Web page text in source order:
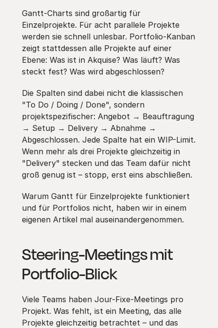
Gantt-Charts sind großartig für
Einzelprojekte. Für acht parallele Projekte
werden sie schnell unlesbar. Portfolio-Kanban
zeigt stattdessen alle Projekte auf einer
Ebene: Was ist in Akquise? Was läuft? Was
steckt fest? Was wird abgeschlossen?
Die Spalten sind dabei nicht die klassischen
"To Do / Doing / Done", sondern
projektspezifischer: Angebot → Beauftragung
→ Setup → Delivery → Abnahme →
Abgeschlossen. Jede Spalte hat ein WIP-Limit.
Wenn mehr als drei Projekte gleichzeitig in
"Delivery" stecken und das Team dafür nicht
groß genug ist – stopp, erst eins abschließen.
Warum Gantt für Einzelprojekte funktioniert
und für Portfolios nicht, haben wir in einem
eigenen Artikel mal auseinandergenommen.
Steering-Meetings mit
Portfolio-Blick
Viele Teams haben Jour-Fixe-Meetings pro
Projekt. Was fehlt, ist ein Meeting, das alle
Projekte gleichzeitig betrachtet – und das